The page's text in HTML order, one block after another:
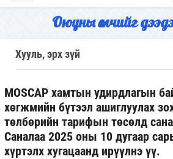
Оюуны өмчийг
Хууль, эрх зүй
MOSCAP хамтын удирдлагын
хөгжмийн бүтээл ашиглуулах
төлбөрийн тарифын төсөлд
Саналаа 2025 оны 10 дугаар
хүртэлх хугацаанд ирүүлнэ үү.